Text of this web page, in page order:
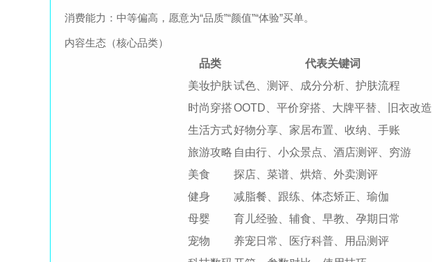
消费能力：中等偏高，愿意为“品质”“颜值”“体验”买单。
内容生态（核心品类）
品类
代表关键词
美妆护肤试色、测评、成分分析、护肤流程
时尚穿搭OOTD、平价穿搭、大牌平替、旧衣改造
生活方式好物分享、家居布置、收纳、手账
旅游攻略 自由行、小众景点、酒店测评、穷游
美食
探店、菜谱、烘焙、外卖测评
健身
减脂餐、跟练、体态矫正、瑜伽
母婴
育儿经验、辅食、早教、孕期日常
宠物
养宠日常、医疗科普、用品测评